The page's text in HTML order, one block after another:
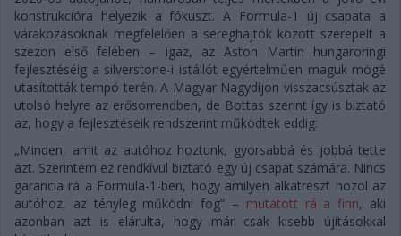
konstrukcióra helyezik a fókuszt. A Formula-1 új csapata a
várakozásoknak megfelelően a sereghajtók között szerepelt a
szezon első felében – igaz, az Aston Martin hungaroringi
fejlesztéséig a silverstone-i istállót egyértelműen maguk mögé
utasították tempó terén. A Magyar Nagydíjon visszacsúsztak az
utolsó helyre az erősorrendben, de Bottas szerint így is biztató
az, hogy a fejlesztéseik rendszerint működtek eddig:
„Minden, amit az autóhoz hoztunk, gyorsabbá és jobbá tette
azt. Szerintem ez rendkívül biztató egy új csapat számára. Nincs
garancia rá a Formula-1-ben, hogy amilyen alkatrészt hozol az
autóhoz, az tényleg működni fog” – mutatott rá a finn, aki
azonban azt is elárulta, hogy már csak kisebb újításokkal